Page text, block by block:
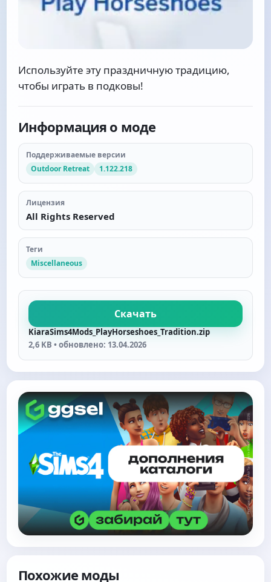
Используйте эту праздничную традицию,
чтобы играть в подковы!
Информация о моде
Поддерживаемые версии
Outdoor Retreat
1.122.218
Лицензия
All Rights Reserved
Теги
Miscellaneous
Скачать
KiaraSims4Mods_PlayHorseshoes_Tradition.zip
2,6 KB • обновлено: 13.04.2026
Похожие моды